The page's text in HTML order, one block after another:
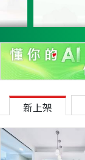
新上架